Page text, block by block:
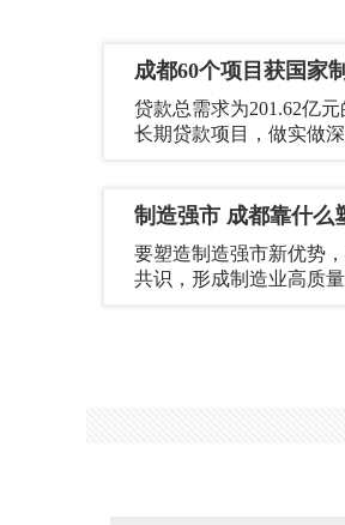
成都60个项目获国家
贷款总需求为201.62亿
长期贷款项目，做实做
制造强市 成都靠什么
要塑造制造强市新优势
共识，形成制造业高质